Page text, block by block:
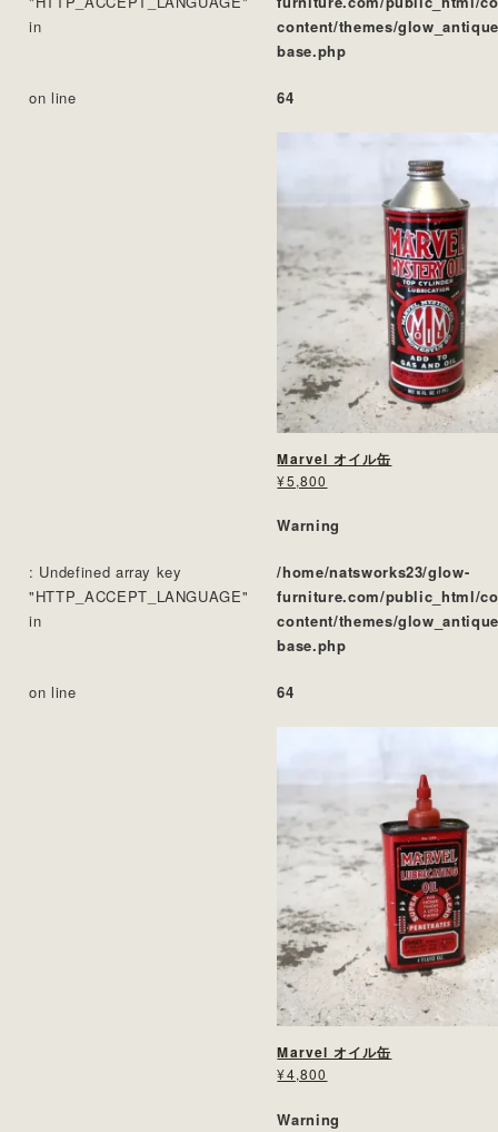
in
content/themes/
base.php
on line 64
Marvel オイル缶
¥5,800
Warning
: Undefined array key
"HTTP_ACCEPT_LANGUAGE"
in
/home/natsworks23/glow-
furniture.com/public_html/
content/themes/
base.php
on line 64
Marvel オイル缶
¥4,800
Warning